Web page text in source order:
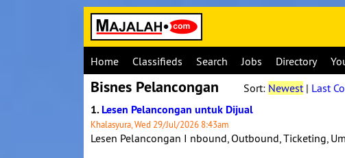
Home Classifieds Search Jobs Directory
Bisnes Pelancongan Sort: Newest| Last
1.Lesen Pelancongan untuk Dijual
Khalasyura, Wed 29/Jul/2026 8:43am
Lesen Pelancongan I nbound, Outbound, Ticketing,